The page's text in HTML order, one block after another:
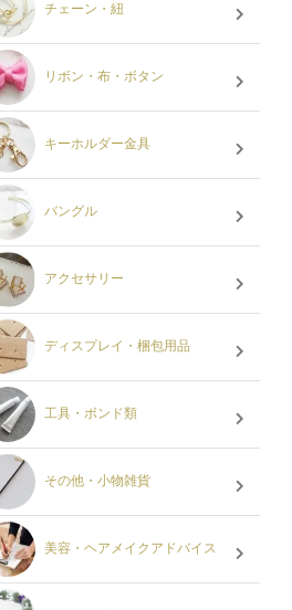
チェーン・紐
リボン・布・ボタン
キーホルダー金具
バングル
アクセサリー
ディスプレイ・梱包用品
工具・ボンド類
その他・小物雑貨
美容・ヘアメイクアドバイス